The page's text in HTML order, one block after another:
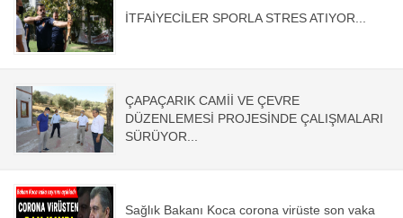
Kültür-Sanat
Magazin
Politika
Sağlık
Spor
İTFAİYECİLER SPORLA STRES ATIYOR...
ÇAPAÇARIK CAMİİ VE ÇEVRE
DÜZENLEMESİ PROJESİNDE ÇALIŞMALARI
SÜRÜYOR...
Sağlık Bakanı Koca corona virüste son vaka